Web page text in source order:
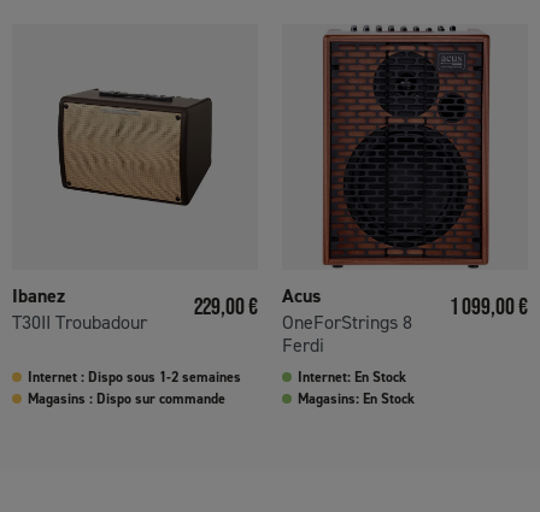
Ibanez
T30II Troubadour
Prix
229,00 €
Internet : Dispo sous 1-2 semaines
Magasins : Dispo sur commande
Acus
OneForStrings 8
Ferdi
Prix
1 099,00 €
Internet: En Stock
Magasins: En Stock